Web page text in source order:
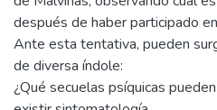
después de haber participado
Ante esta tentativa, pueden
de diversa índole:
¿Qué secuelas psíquicas